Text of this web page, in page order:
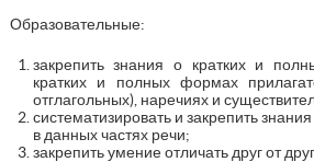
Образовательные:
закрепить знания о кратких и
кратких и полных формах
отглагольных), наречиях и
систематизировать и закрепить
в данных частях речи;
закрепить умение отличать друг от